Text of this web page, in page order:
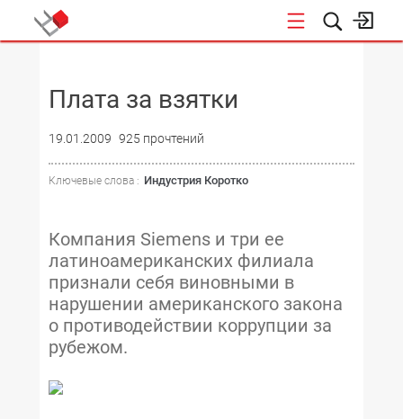
Плата за взятки
19.01.2009 925 прочтений
Ключевые слова : Индустрия Коротко
Компания Siemens и три ее
латиноамериканских филиала
признали себя виновными в
нарушении американского закона
о противодействии коррупции за
рубежом.